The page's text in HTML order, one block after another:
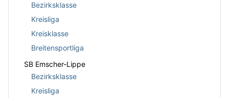
Bezirksklasse
Kreisliga
Kreisklasse
Breitensportliga
SB Emscher-Lippe
Bezirksklasse
Kreisliga